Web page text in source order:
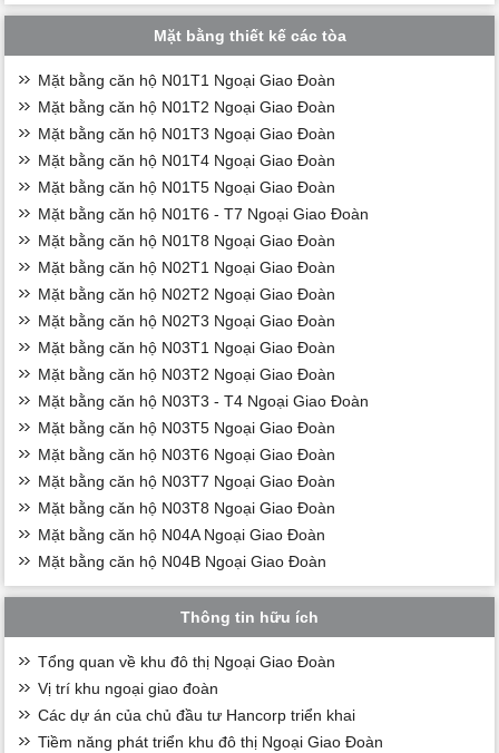
Mặt bằng thiết kế các tòa
Mặt bằng căn hộ N01T1 Ngoại Giao Đoàn
Mặt bằng căn hộ N01T2 Ngoại Giao Đoàn
Mặt bằng căn hộ N01T3 Ngoại Giao Đoàn
Mặt bằng căn hộ N01T4 Ngoại Giao Đoàn
Mặt bằng căn hộ N01T5 Ngoại Giao Đoàn
Mặt bằng căn hộ N01T6 - T7 Ngoại Giao Đoàn
Mặt bằng căn hộ N01T8 Ngoại Giao Đoàn
Mặt bằng căn hộ N02T1 Ngoại Giao Đoàn
Mặt bằng căn hộ N02T2 Ngoại Giao Đoàn
Mặt bằng căn hộ N02T3 Ngoại Giao Đoàn
Mặt bằng căn hộ N03T1 Ngoại Giao Đoàn
Mặt bằng căn hộ N03T2 Ngoại Giao Đoàn
Mặt bằng căn hộ N03T3 - T4 Ngoại Giao Đoàn
Mặt bằng căn hộ N03T5 Ngoại Giao Đoàn
Mặt bằng căn hộ N03T6 Ngoại Giao Đoàn
Mặt bằng căn hộ N03T7 Ngoại Giao Đoàn
Mặt bằng căn hộ N03T8 Ngoại Giao Đoàn
Mặt bằng căn hộ N04A Ngoại Giao Đoàn
Mặt bằng căn hộ N04B Ngoại Giao Đoàn
Thông tin hữu ích
Tổng quan về khu đô thị Ngoại Giao Đoàn
Vị trí khu ngoại giao đoàn
Các dự án của chủ đầu tư Hancorp triển khai
Tiềm năng phát triển khu đô thị Ngoại Giao Đoàn